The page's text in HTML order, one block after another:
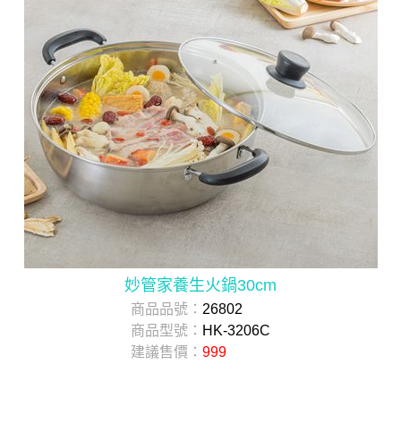
妙管家養生火鍋30cm
商品品號： 26802
商品型號： HK-3206C
建議售價： 999